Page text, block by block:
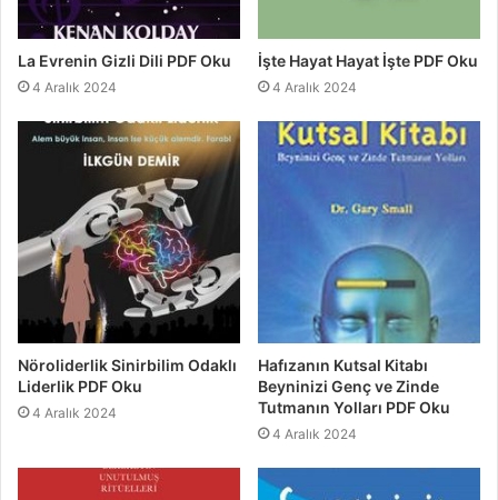
La Evrenin Gizli Dili PDF Oku
4 Aralık 2024
İşte Hayat Hayat İşte PDF Oku
4 Aralık 2024
Nöroliderlik Sinirbilim Odaklı
Liderlik PDF Oku
4 Aralık 2024
Hafızanın Kutsal Kitabı
Beyninizi Genç ve Zinde
Tutmanın Yolları PDF Oku
4 Aralık 2024